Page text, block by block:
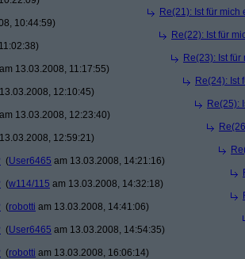
Re(21): Ist für
10:44:59)
Re(22): Ist für
Re(23): Ist
am 13.03.2008, 11:17:55)
Re(24): Ist
12:10:45)
Re(25):
am 13.03.2008, 12:23:40)
12:59:21)
(User6465 am 13.03.2008, 14:21:16)
(w114/115 am 13.03.2008, 14:32:18)
(robotti am 13.03.2008, 14:41:06)
(User6465 am 13.03.2008, 14:54:35)
(robotti am 13.03.2008, 16:06:14)